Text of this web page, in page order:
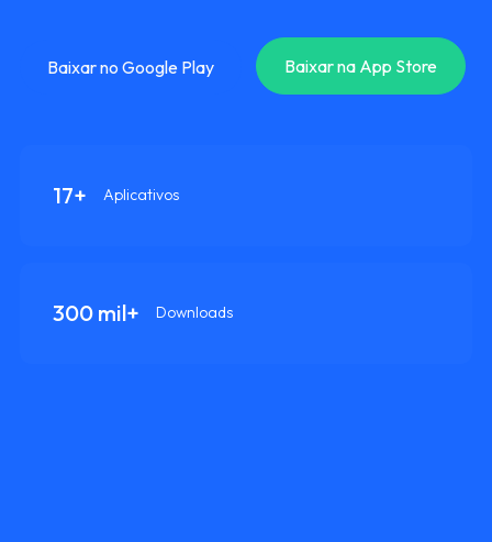
Baixar no Google Play Baixar na App Store
17+ Aplicativos
300 mil+ Downloads